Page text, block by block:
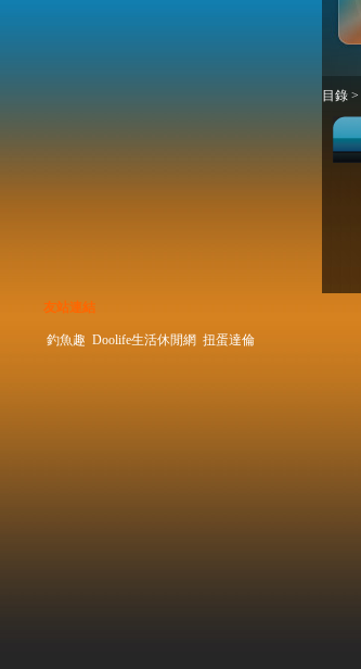
目錄 >
友站連結
釣魚趣 Doolife生活休閒網 扭蛋達倫